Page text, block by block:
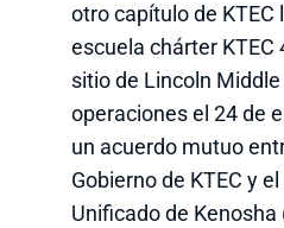
otro capítulo de KTEC
escuela chárter KTEC
sitio de Lincoln
operaciones el 24 de
un acuerdo mutuo
Gobierno de KTEC y
Unificado de Kenosha